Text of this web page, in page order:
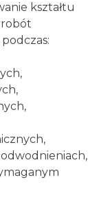
kształtu